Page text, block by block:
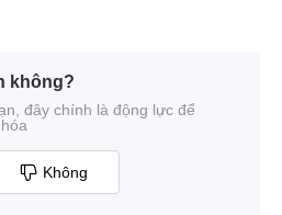
không?
đây chính là động lực để
Không